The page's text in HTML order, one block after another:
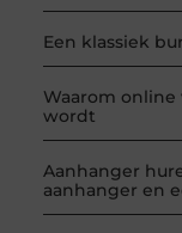
Een klassiek
Waarom
wordt
Aanhanger
aanhanger en